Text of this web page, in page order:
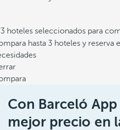
hoteles seleccionados para
hasta 3 hoteles y reserva
Con Barceló
mejor precio en